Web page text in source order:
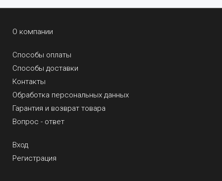
О компании
Способы оплаты
Способы доставки
Контакты
Обработка персональных данных
Гарантия и возврат товара
Вопрос - ответ
Вход
Регистрация